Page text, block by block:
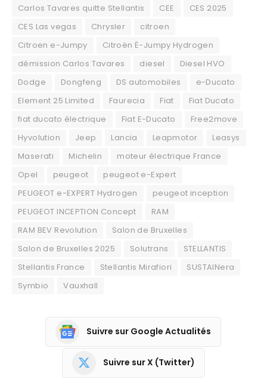
Carlos Tavares quitte Stellantis CEE
CES 2025
CES Las vegas
Chrysler
citroen
Citroen e-Jumpy
Citroën Ë-Jumpy Hydrogen
démission Carlos Tavares
diesel
Diesel HVO
Dodge
Dongfeng DS automobiles
e-Ducato
Element 25 Limited
Faurecia Fiat
Fiat Ducato
fiat ducato électrique
Fiat E-Ducato
Free2move
Hyvolution
Jeep Lancia Leapmotor
Leasys
Maserati
Michelin
moteur électrique France
Opel
peugeot
peugeot e-Expert
PEUGEOT e-EXPERT Hydrogen
peugeot inception
PEUGEOT INCEPTION Concept
RAM
RAM BEV Revolution
Salon de Bruxelles
Salon de Bruxelles 2025
Solutrans
STELLANTIS
Stellantis France
Stellantis Mirafiori
SUSTAINera
Symbio
Vauxhall
Suivre sur Google Actualités
Suivre sur X (Twitter)